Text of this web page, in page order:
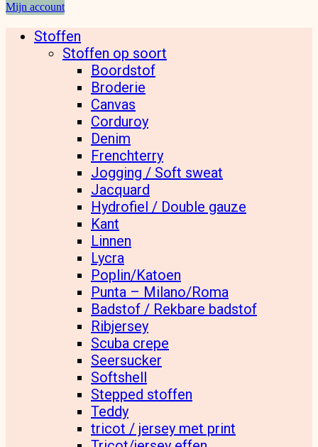
Mijn account
Stoffen
Stoffen op soort
Boordstof
Broderie
Canvas
Corduroy
Denim
Frenchterry
Jogging / Soft sweat
Jacquard
Hydrofiel / Double gauze
Kant
Linnen
Lycra
Poplin/Katoen
Punta – Milano/Roma
Badstof / Rekbare badstof
Ribjersey
Scuba crepe
Seersucker
Softshell
Stepped stoffen
Teddy
tricot / jersey met print